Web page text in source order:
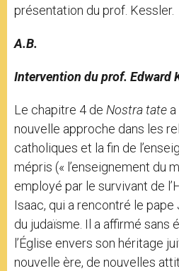
présentation du prof. Kessler.
A.B.
Intervention du prof. Edward
Le chapitre 4 de Nostra ӕtate
nouvelle approche dans les
catholiques et la fin de
mépris (« l’enseignement du
employé par le survivant de
Isaac, qui a rencontré le
du judaïsme. Il a affirmé sans
l’Église envers son héritage
nouvelle ère, de nouvelles